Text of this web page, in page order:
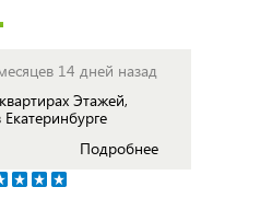
14 дней назад
Этажей,
Подробнее